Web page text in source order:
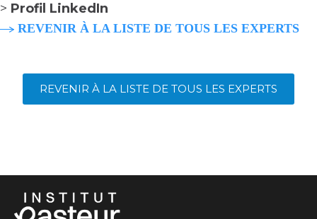
> Profil LinkedIn
REVENIR À LA LISTE DE TOUS LES EXPERTS
REVENIR À LA LISTE DE TOUS LES EXPERTS